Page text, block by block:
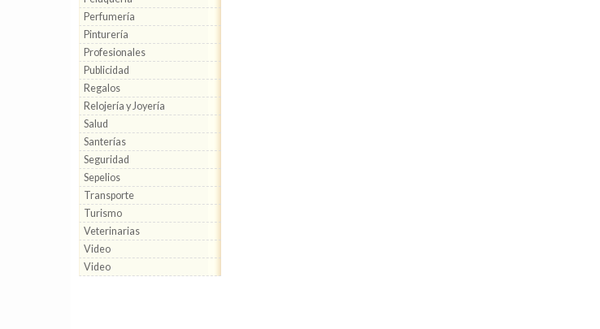
Perfumería
Pinturería
Profesionales
Publicidad
Regalos
Relojería y Joyería
Salud
Santerías
Seguridad
Sepelios
Transporte
Turismo
Veterinarias
Video
Video